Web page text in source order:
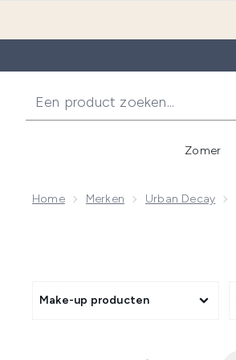
Zomer
Home Merken Urban Decay
Make-up producten